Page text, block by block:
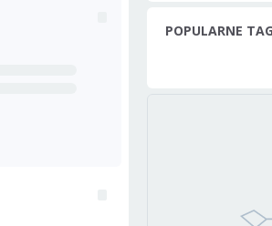
POPULARNE